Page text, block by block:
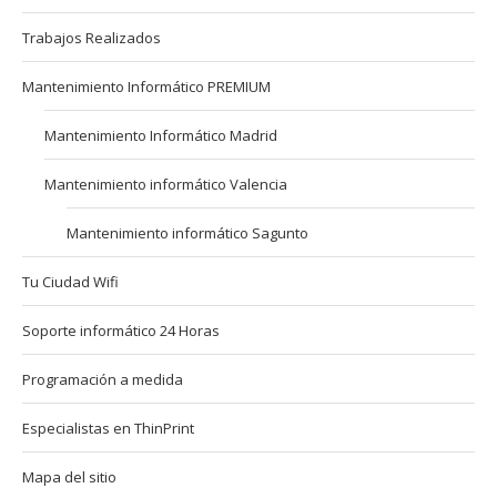
Trabajos Realizados
Mantenimiento Informático PREMIUM
Mantenimiento Informático Madrid
Mantenimiento informático Valencia
Mantenimiento informático Sagunto
Tu Ciudad Wifi
Soporte informático 24 Horas
Programación a medida
Especialistas en ThinPrint
Mapa del sitio